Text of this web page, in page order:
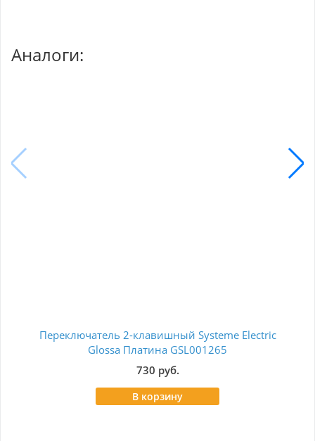
Аналоги:
Переключатель 2-клавишный Systeme Electric
Glossa Платина GSL001265
730 руб.
В корзину